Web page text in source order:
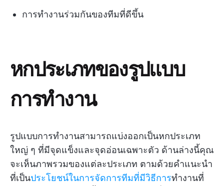
การทำงานร่วมกันของทีมที่ดีขึ้น
หกประเภทของรูปแบบ
การทำงาน
รูปแบบการทำงานสามารถแบ่งออกเป็นหกประเภท
ใหญ่ ๆ ที่มีจุดแข็งและจุดอ่อนเฉพาะตัว ด้านล่างนี้คุณ
จะเห็นภาพรวมของแต่ละประเภท ตามด้วยคำแนะนำ
ที่เป็นประโยชน์ในการจัดการทีมที่มีวิธีการทำงานที่